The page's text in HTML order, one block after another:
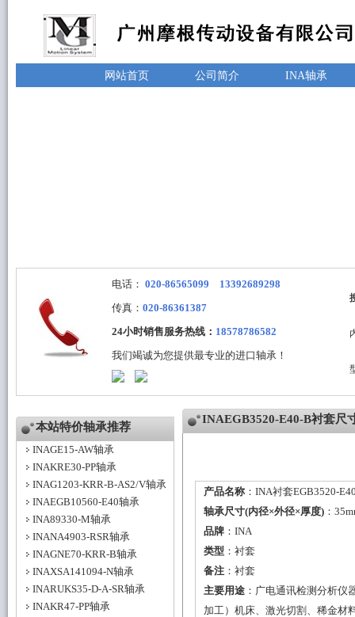
网站首页 公司简介 INA轴承
电话： 020-86565099 13392689298
传真： 020-86361387
24小时销售服务热线： 18578786582
我们竭诚为您提供最专业的进口轴承！
本站特价轴承推荐
INAGE15-AW轴承
INAKRE30-PP轴承
INAG1203-KRR-B-AS2/V轴承
INAEGB10560-E40轴承
INA89330-M轴承
INANA4903-RSR轴承
INAGNE70-KRR-B轴承
INAXSA141094-N轴承
INARUKS35-D-A-SR轴承
INAKR47-PP轴承
INAEGB3520-E40-B衬套尺
产品名称 ：INA衬套EGB3520-
轴承尺寸(内径×外径×厚度) ：
品牌 ： INA
类型 ： 衬套
备注 ：衬套
主要用途 ：广电通讯检测分析仪
加工）机床、激光切割、稀金材